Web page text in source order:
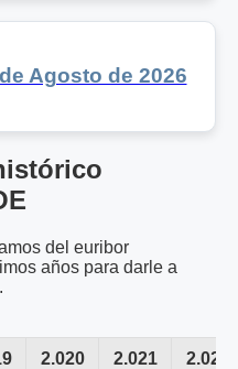
Agosto de 2026
del euribor
años para darle a
2.020 2.021 2.022